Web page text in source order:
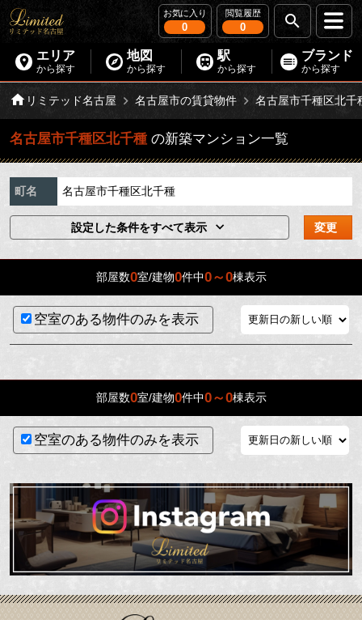
お気に入り
0
閲覧履歴
0
エリア
から探す
地図
から探す
駅
から探す
ブランド
から探す
リミテッド名古屋 名古屋市の賃貸物件 名古屋市千種区北千
名古屋市千種区北千種 の新築マンション一覧
町名 名古屋市千種区北千種
設定した条件をすべて表示 変更
部屋数0室/建物0件中0～0棟表示
空室のある物件のみを表示
部屋数0室/建物0件中0～0棟表示
空室のある物件のみを表示